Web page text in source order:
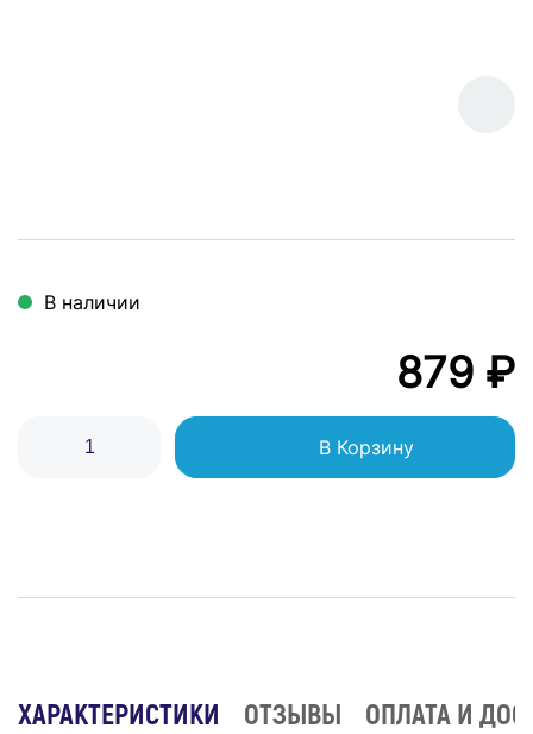
В наличии
879 ₽
В Корзину
ХАРАКТЕРИСТИКИ ОТЗЫВЫ ОПЛАТА И